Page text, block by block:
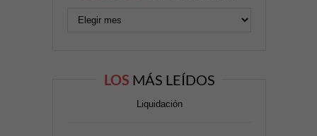
LOS MÁS LEÍDOS
Liquidación